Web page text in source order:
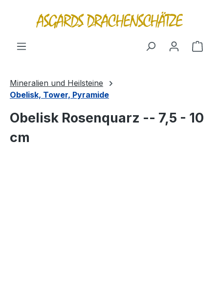
springen
Mineralien und Heilsteine
Obelisk, Tower, Pyramide
Obelisk Rosenquarz -- 7,5 - 10
cm